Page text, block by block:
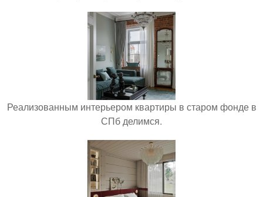
Реализованным интерьером квартиры в старом фонде в
СПб делимся.